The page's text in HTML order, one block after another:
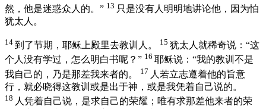
然，他是迷惑众人的。” 13 只是没有人明明地讲论他，因为怕
犹太 人。
14 到了节期，耶稣上殿里去教训人。 15 犹太 人就稀奇说：“这
个人没有学过，怎么明白书呢？” 16 耶稣说： “我的教训不是
我自己的，乃是那差我来者的。
17 人若立志遵着他的旨意
行，就必晓得这教训或是出于神，或是我凭着自己说的。
18 人凭着自己说，是求自己的荣耀；唯有求那差他来者的荣